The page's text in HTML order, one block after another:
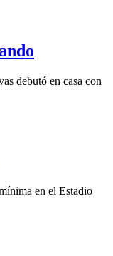
debutó en casa con
en el Estadio